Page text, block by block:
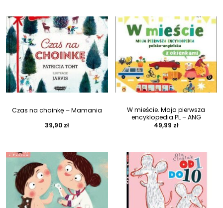
Czas na choinkę – Mamania
39,90 zł
W mieście. Moja pierwsza
encyklopedia PL – ANG
49,99 zł